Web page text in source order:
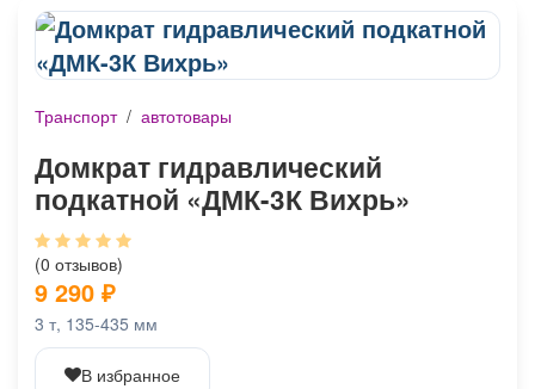
Работа Транспорт
Афиша
Транспорт / автотовары
Домкрат гидравлический
подкатной «ДМК-3К Вихрь»
(0 отзывов)
9 290 ₽
3 т, 135-435 мм
В избранное